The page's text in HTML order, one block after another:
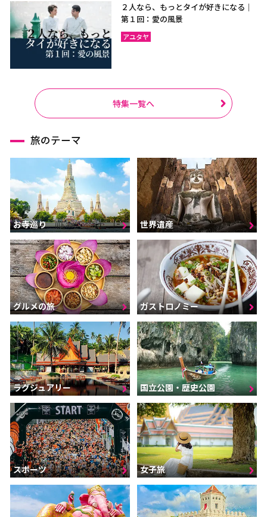
２人なら、もっとタイが好きになる｜
第１回：愛の風景
アユタヤ
特集一覧へ
旅のテーマ
お寺巡り 世界遺産
グルメの旅 ガストロノミー
ラグジュアリー 国立公園・歴史公園
スポーツ 女子旅